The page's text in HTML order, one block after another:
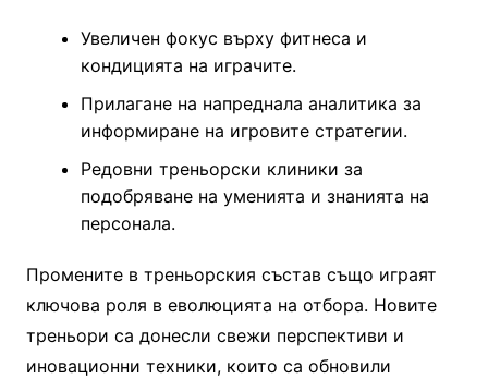
Увеличен фокус върху фитнеса и
кондицията на играчите.
Прилагане на напреднала аналитика за
информиране на игровите стратегии.
Редовни треньорски клиники за
подобряване на уменията и знанията на
персонала.
Промените в треньорския състав също играят
ключова роля в еволюцията на отбора. Новите
треньори са донесли свежи перспективи и
иновационни техники, които са обновили